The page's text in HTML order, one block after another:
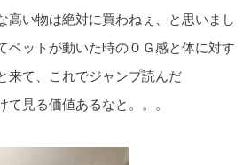
高い物は絶対に買わねぇ、と思いまし
ベットが動いた時の０Ｇ感と体に対す
来て、これでジャンプ読んだ
て見る価値あるなと。。。